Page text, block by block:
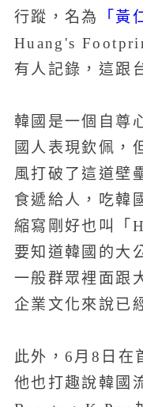
行蹤，名為
「黃
Huang's
有人記錄，這跟
韓國是一個自尊
國人表現欽佩，
風打破了這道壁
食遞給人，吃韓
縮寫剛好也叫「
要知道韓國的大
一般群眾裡面跟
企業文化來說已
此外，6月8日在
他也打趣說韓國